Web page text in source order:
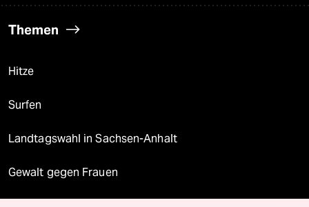
Themen
Hitze
Surfen
Landtagswahl in Sachsen-Anhalt
Gewalt gegen Frauen